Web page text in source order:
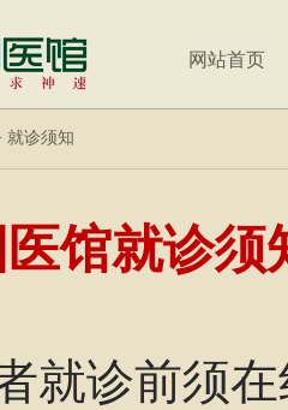
网站首页
就诊须知
医馆就诊须
就诊前须